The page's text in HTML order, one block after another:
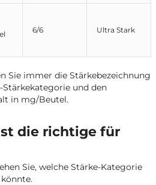
6/6 Ultra Stark
Sie immer die Stärkebezeichnung
Stärkekategorie und den
in mg/Beutel.
die richtige für
Sie, welche Stärke-Kategorie